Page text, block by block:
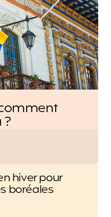
hiver pour
boréales